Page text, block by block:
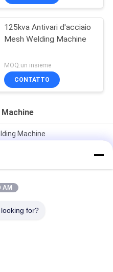
125kva Antivari d'acciaio
Mesh Welding Machine
MOQ:un insieme
CONTATTO
Machine
cavo automatico Mesh
di Mesh Hopper
AM
for?